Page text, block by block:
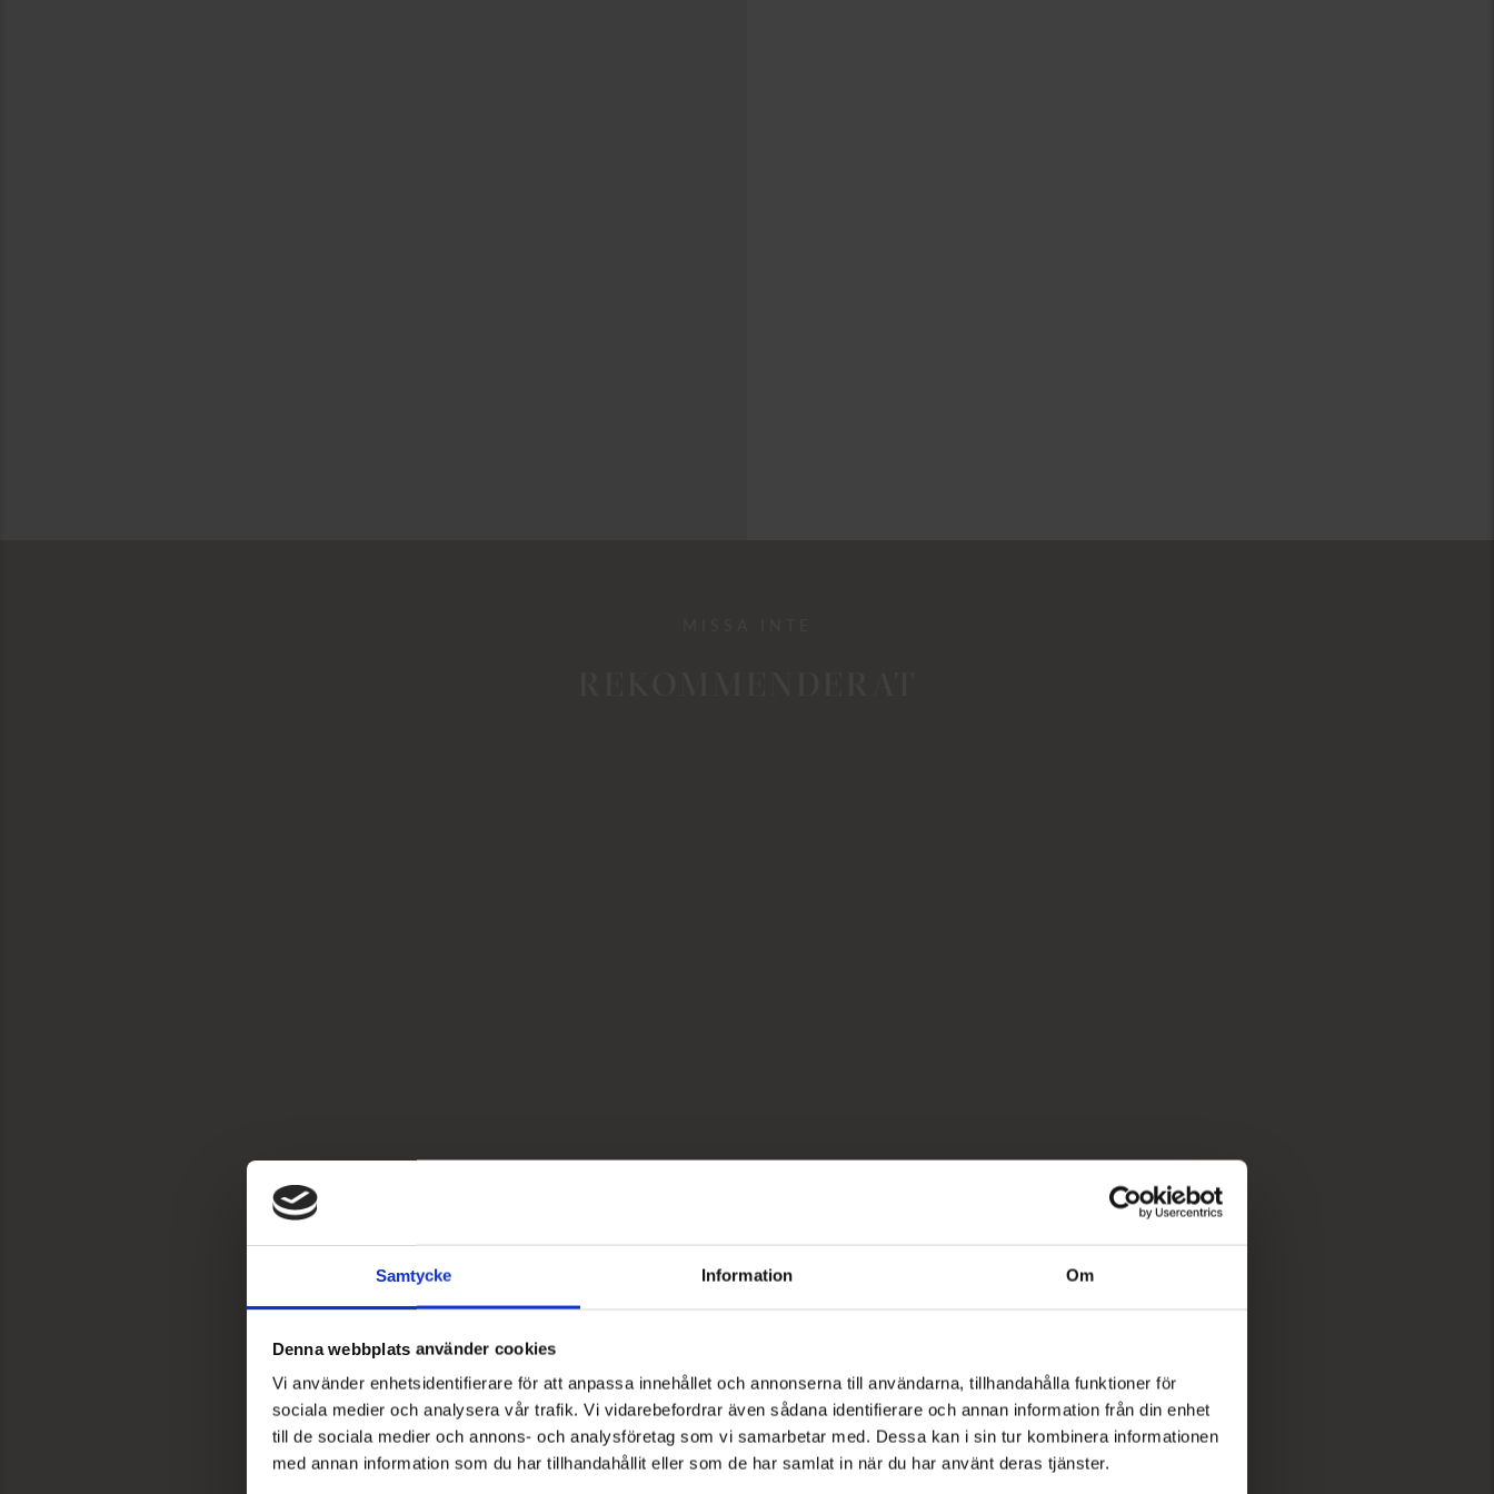
Samtycke Information Om
Denna webbplats använder cookies
Vi använder enhetsidentifierare för att anpassa innehållet och annonserna till användarna, tillhandahålla funktioner för
sociala medier och analysera vår trafik. Vi vidarebefordrar även sådana identifierare och annan information från din enhet
till de sociala medier och annons- och analysföretag som vi samarbetar med. Dessa kan i sin tur kombinera informationen
med annan information som du har tillhandahållit eller som de har samlat in när du har använt deras tjänster.